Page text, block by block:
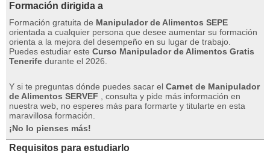
Formación dirigida a
Formación gratuita de Manipulador de Alimentos SEPE
orientada a cualquier persona que desee aumentar su formación
orienta a la mejora del desempeño en su lugar de trabajo.
Puedes estudiar este Curso Manipulador de Alimentos Gratis
Tenerife durante el 2026.
Y si te preguntas dónde puedes sacar el Carnet de Manipulador
de Alimentos SERVEF , consulta y pide más información en
nuestra web, no esperes más para formarte y titularte en esta
maravillosa formación.
¡No lo pienses más!
Requisitos para estudiarlo